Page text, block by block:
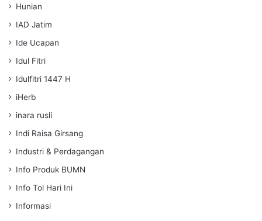
Hunian
IAD Jatim
Ide Ucapan
Idul Fitri
Idulfitri 1447 H
iHerb
inara rusli
Indi Raisa Girsang
Industri & Perdagangan
Info Produk BUMN
Info Tol Hari Ini
Informasi